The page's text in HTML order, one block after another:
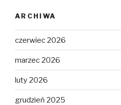
ARCHIWA
czerwiec 2026
marzec 2026
luty 2026
grudzień 2025